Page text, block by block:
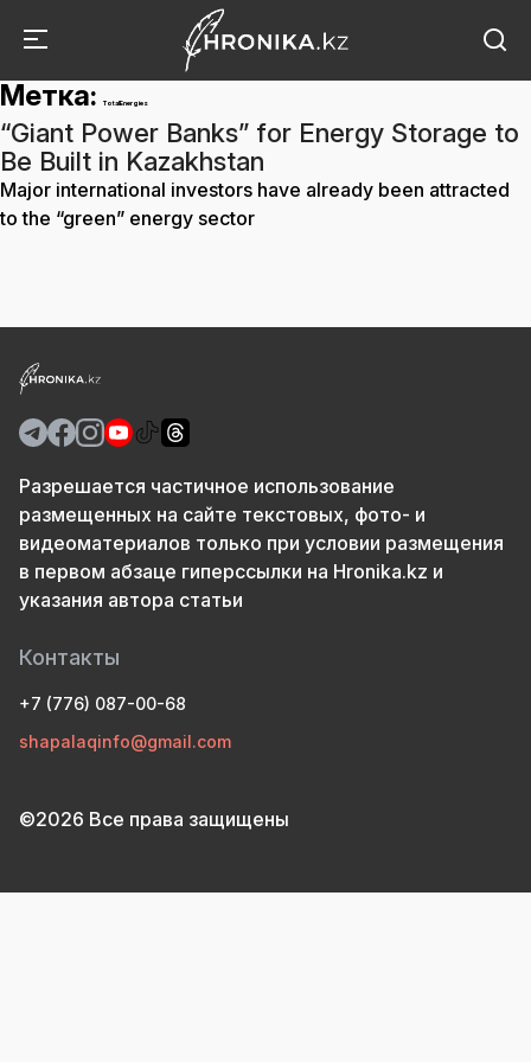
Метка: TotalEnergies
“Giant Power Banks” for Energy Storage to
Be Built in Kazakhstan
Major international investors have already been attracted
to the “green” energy sector
Разрешается частичное использование
размещенных на сайте текстовых, фото- и
видеоматериалов только при условии размещения
в первом абзаце гиперссылки на Hronika.kz и
указания автора статьи
Контакты
+7 (776) 087-00-68
shapalaqinfo@gmail.com
©2026 Все права защищены